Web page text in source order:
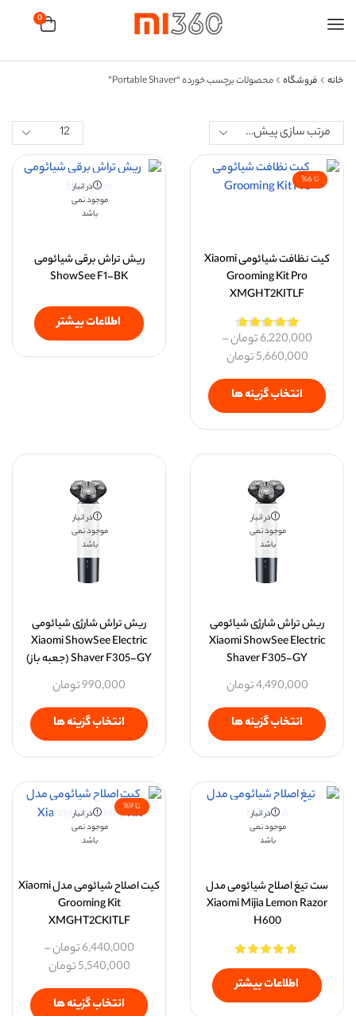
0
خانه فروشگاه محصولات برچسب خورده “portable Shaver”
تا 6%
کیت نظافت شیائومی Xiaomi
Grooming Kit Pro
XMGHT2KITLF
6,220,000تومان–
5,660,000تومان
انتخاب گزینه ها
در انبار
موجود نمی
باشد
ریش تراش برقی شیائومی
ShowSee F1-BK
اطلاعات بیشتر
در انبار
موجود نمی
باشد
ریش‌ تراش شارژی شیائومی
Xiaomi ShowSee Electric
Shaver F305-GY
4,490,000تومان
انتخاب گزینه ها
در انبار
موجود نمی
باشد
ریش‌ تراش شارژی شیائومی
Xiaomi ShowSee Electric
Shaver F305-GY (جعبه باز)
990,000تومان
انتخاب گزینه ها
در انبار
موجود نمی
باشد
ست تیغ اصلاح شیائومی مدل
Xiaomi Mijia Lemon Razor
H600
اطلاعات بیشتر
تا 9%
در انبار
موجود نمی
باشد
کیت اصلاح شیائومی مدل Xiaomi
Grooming Kit
XMGHT2CKITLF
6,440,000تومان–
5,540,000تومان
انتخاب گزینه ها